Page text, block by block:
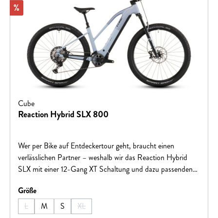
Rabatt
%
Cube
Reaction Hybrid SLX 800
Wer per Bike auf Entdeckertour geht, braucht einen
verlässlichen Partner – weshalb wir das Reaction Hybrid
SLX mit einer 12-Gang XT Schaltung und dazu passenden
bestückt haben. Beide arbeiten superzuverlässig und sind
einfach zu bedienen, damit der Fahrspaß im Fokus bleibt!
Größeauswählen
L
(Diese Option ist zurzeit nicht verfügbar.)
M S XL
(Diese Option ist zurzeit nicht verfügbar.)